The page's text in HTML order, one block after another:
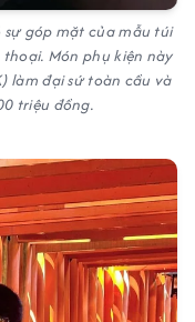
sự góp mặt của mẫu túi
Món phụ kiện này
làm đại sứ toàn cầu và
triệu đồng.